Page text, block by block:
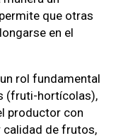
que otras
en el
rol fundamental
(fruti-hortícolas),
productor con
calidad de frutos,